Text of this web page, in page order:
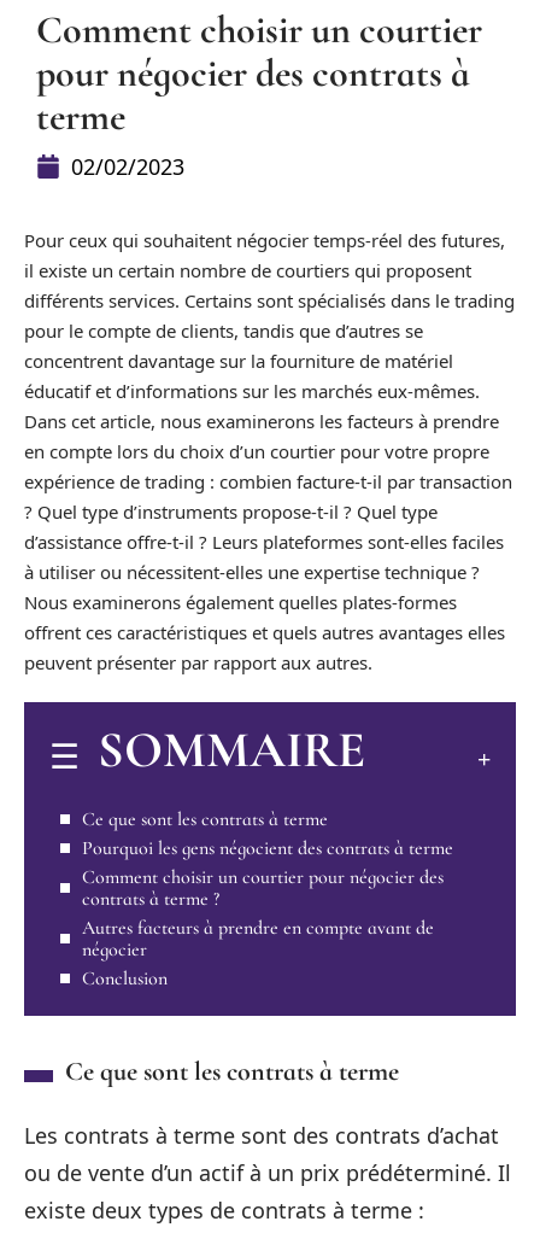
Comment choisir un courtier
pour négocier des contrats à
terme
02/02/2023
Pour ceux qui souhaitent négocier temps-réel des futures,
il existe un certain nombre de courtiers qui proposent
différents services. Certains sont spécialisés dans le trading
pour le compte de clients, tandis que d’autres se
concentrent davantage sur la fourniture de matériel
éducatif et d’informations sur les marchés eux-mêmes.
Dans cet article, nous examinerons les facteurs à prendre
en compte lors du choix d’un courtier pour votre propre
expérience de trading : combien facture-t-il par transaction
? Quel type d’instruments propose-t-il ? Quel type
d’assistance offre-t-il ? Leurs plateformes sont-elles faciles
à utiliser ou nécessitent-elles une expertise technique ?
Nous examinerons également quelles plates-formes
offrent ces caractéristiques et quels autres avantages elles
peuvent présenter par rapport aux autres.
SOMMAIRE
Ce que sont les contrats à terme
Pourquoi les gens négocient des contrats à terme
Comment choisir un courtier pour négocier des
contrats à terme ?
Autres facteurs à prendre en compte avant de
négocier
Conclusion
Ce que sont les contrats à terme
Les contrats à terme sont des contrats d’achat
ou de vente d’un actif à un prix prédéterminé. Il
existe deux types de contrats à terme :